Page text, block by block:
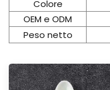
Colore
OEM e ODM
Peso netto